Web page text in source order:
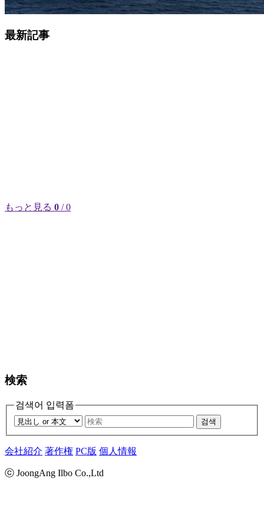
最新記事
もっと見る 0 / 0
検索
검색어 입력폼
검색
会社紹介 著作権 PC版 個人情報
ⓒ JoongAng Ilbo Co.,Ltd